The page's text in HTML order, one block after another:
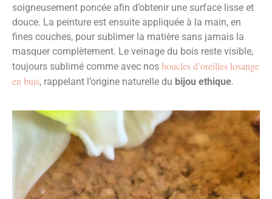
soigneusement poncée afin d’obtenir une surface lisse et
douce. La peinture est ensuite appliquée à la main, en
fines couches, pour sublimer la matière sans jamais la
masquer complètement. Le veinage du bois reste visible,
toujours sublimé comme avec nos boucles d’oreilles losange
en buis, rappelant l’origine naturelle du bijou ethique.